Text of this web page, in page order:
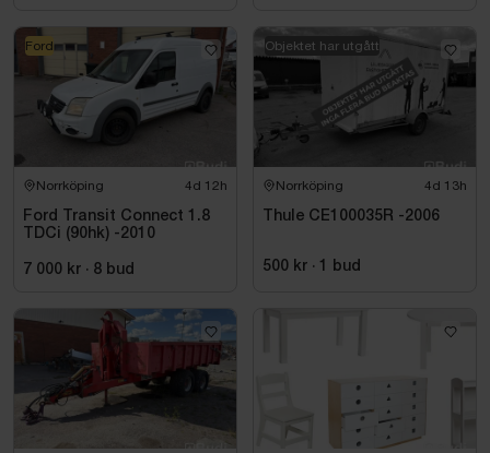
Norrköping 4d 12h
Ford Transit Connect 1.8
TDCi (90hk) -2010
7 000 kr · 8 bud
Ford
Norrköping 4d 13h
Thule CE100035R -2006
500 kr · 1 bud
Objektet har utgått